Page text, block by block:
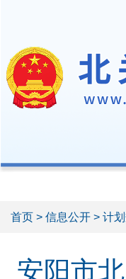
首页 > 信息公开 > 计
安阳市